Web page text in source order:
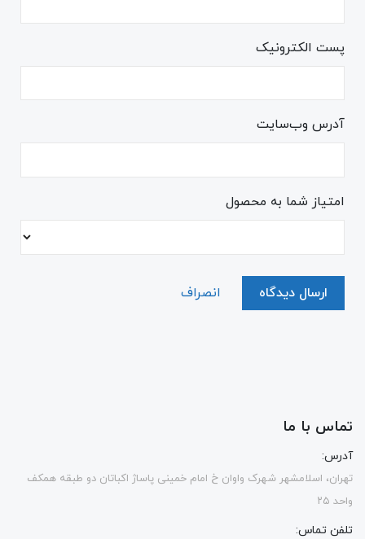
پست الکترونیک
آدرس وب‌سایت
امتیاز شما به محصول
ارسال دیدگاه انصراف
تماس با ما
آدرس:
تهران، اسلامشهر شهرک واوان خ امام خمینی پاساژ اکباتان دو طبقه همکف
واحد ۲۵
تلفن تماس: